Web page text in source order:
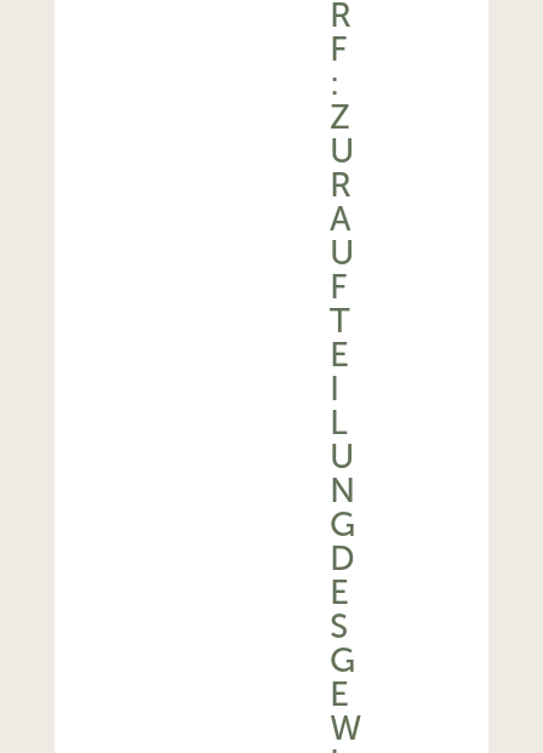
R
F
:
Z
U
R
A
U
F
T
E
I
L
U
N
G
D
E
S
G
E
W